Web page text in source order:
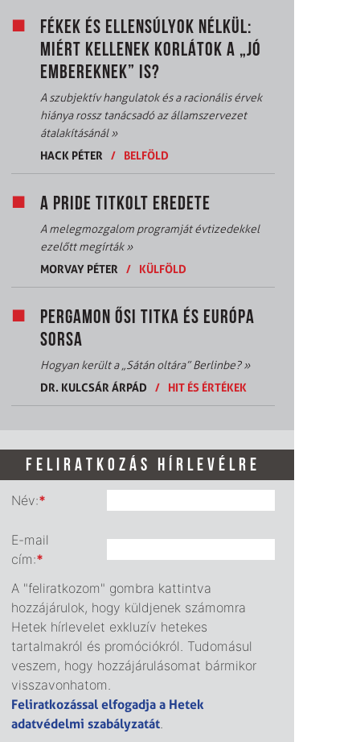
FÉKEK ÉS ELLENSÚLYOK NÉLKÜL:
MIÉRT KELLENEK KORLÁTOK A „JÓ
EMBEREKNEK” IS?
A szubjektív hangulatok és a racionális érvek
hiánya rossz tanácsadó az államszervezet
átalakításánál»
HACK PÉTER
/ BELFÖLD
A PRIDE TITKOLT EREDETE
A melegmozgalom programját évtizedekkel
ezelőtt megírták»
MORVAY PÉTER
/ KÜLFÖLD
PERGAMON ŐSI TITKA ÉS EURÓPA
SORSA
Hogyan került a „Sátán oltára” Berlinbe?»
DR. KULCSÁR ÁRPÁD
/ HIT ÉS ÉRTÉKEK
FELIRATKOZÁS HÍRLEVÉLRE
Név:*
E-mail
cím:*
A "feliratkozom" gombra kattintva
hozzájárulok, hogy küldjenek számomra
Hetek hírlevelet exkluzív hetekes
tartalmakról és promóciókról. Tudomásul
veszem, hogy hozzájárulásomat bármikor
visszavonhatom.
Feliratkozással elfogadja a Hetek
adatvédelmi szabályzatát.